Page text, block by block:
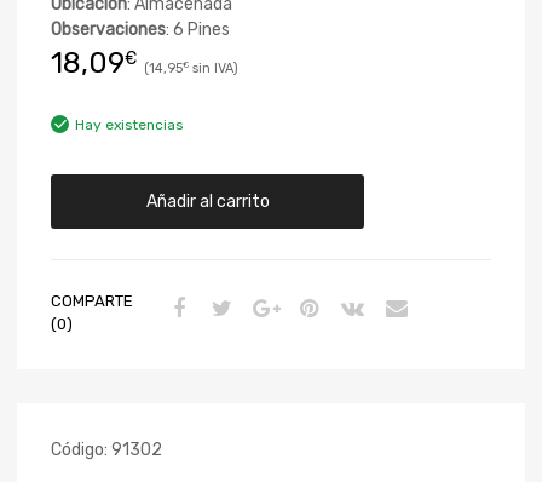
Ubicación: Almacenada
Observaciones: 6 Pines
18,09€ 14,95€
Hay existencias
Añadir al carrito
COMPARTE
(0)
Código: 91302